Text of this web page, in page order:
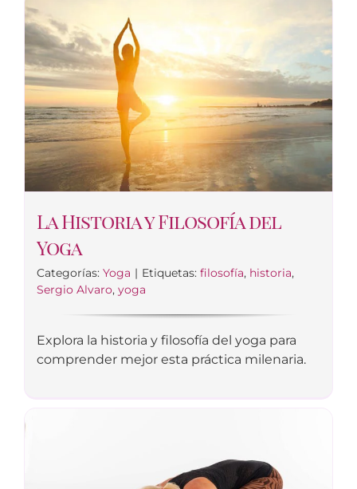
La Historia y Filosofía del
Yoga
Categorías: Yoga | Etiquetas: filosofía, historia,
Sergio Alvaro, yoga
Explora la historia y filosofía del yoga para
comprender mejor esta práctica milenaria.